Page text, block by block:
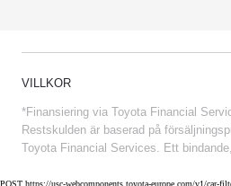
VILLKOR
*Finansiering via Toyota Financial
Restskulden är baserad på
Toyota Financial Services. Ett
POST https://usc-webcomponents.toyota-europe.com/v1/car-